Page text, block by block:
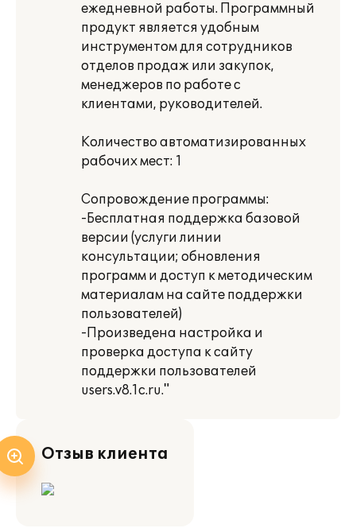
ежедневной работы. Программный
продукт является удобным
инструментом для сотрудников
отделов продаж или закупок,
менеджеров по работе с
клиентами, руководителей.
Количество автоматизированных
рабочих мест: 1
Сопровождение программы:
-Бесплатная поддержка базовой
версии (услуги линии
консультации; обновления
программ и доступ к методическим
материалам на сайте поддержки
пользователей)
-Произведена настройка и
проверка доступа к сайту
поддержки пользователей
users.v8.1c.ru."
Отзыв клиента